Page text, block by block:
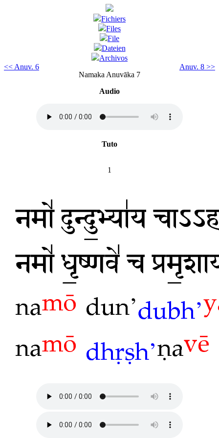
Fichiers
Files
File
Dateien
Archivos
<< Anuv. 6
Anuv. 8 >>
Namaka Anuvāka 7
Audio
Tuto
1